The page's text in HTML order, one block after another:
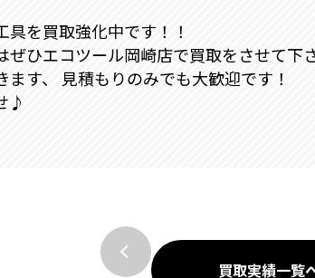
を買取強化中です！！
ひエコツール岡崎店で買取をさせて下
す、 見積もりのみでも大歓迎です！
♪
買取実績一覧